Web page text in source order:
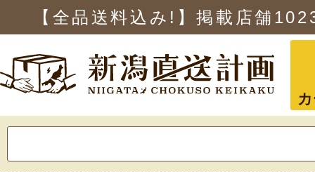
【全品送料込み!】掲載店舗
索: